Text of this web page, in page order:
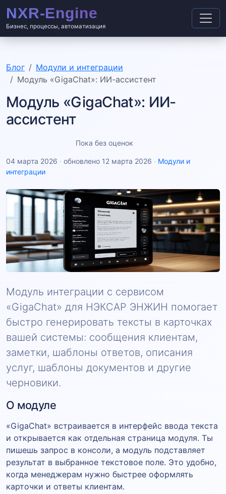
Бизнес, процессы, автоматизация
Блог
Модули и интеграции
Модуль «GigaChat»: ИИ-ассистент
Модуль «GigaChat»: ИИ-
ассистент
Пока без оценок
04 марта 2026 · обновлено 12 марта 2026 · Модули и
интеграции
Модуль интеграции с сервисом
«GigaChat» для НЭКСАР ЭНЖИН помогает
быстро генерировать тексты в карточках
вашей системы: сообщения клиентам,
заметки, шаблоны ответов, описания
услуг, шаблоны документов и другие
черновики.
О модуле
«GigaChat» встраивается в интерфейс ввода текста
и открывается как отдельная страница модуля. Ты
пишешь запрос в консоли, а модуль подставляет
результат в выбранное текстовое поле. Это удобно,
когда менеджерам нужно быстрее оформлять
карточки и ответы клиентам.